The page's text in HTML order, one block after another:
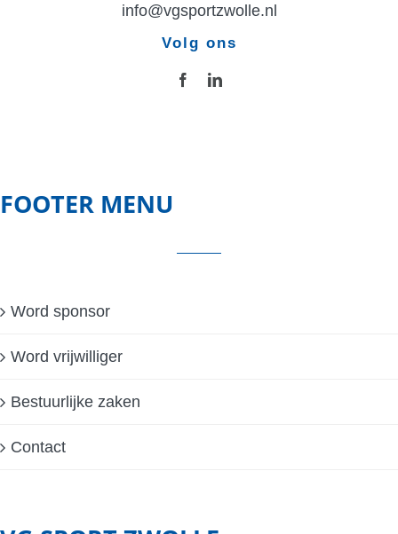
info@vgsportzwolle.nl
Volg ons
FOOTER MENU
Word sponsor
Word vrijwilliger
Bestuurlijke zaken
Contact